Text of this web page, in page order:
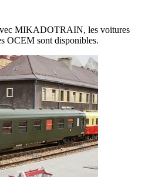
MIKADOTRAIN, les voitures
OCEM sont disponibles.